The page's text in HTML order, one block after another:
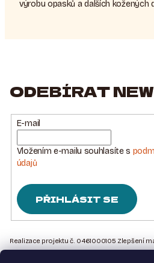
výrobu opasků a dalších kožených
ODEBÍRAT
E-mail
Vložením e-mailu souhlasíte s
údajů
PŘIHLÁSIT SE
ÁRealizace projektu č. 0461000105 Zlepšení